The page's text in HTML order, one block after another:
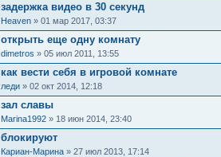
задержка видео в 30 секунд
Heaven » 01 мар 2017, 03:37
открыть еще одну комнату
dimetros » 05 июл 2011, 13:55
как вести себя в игровой комнате
леди » 02 окт 2014, 12:18
зал славы
Marina1992 » 18 июн 2014, 23:40
блокируют
Кариан-Марина » 27 июл 2013, 17:14